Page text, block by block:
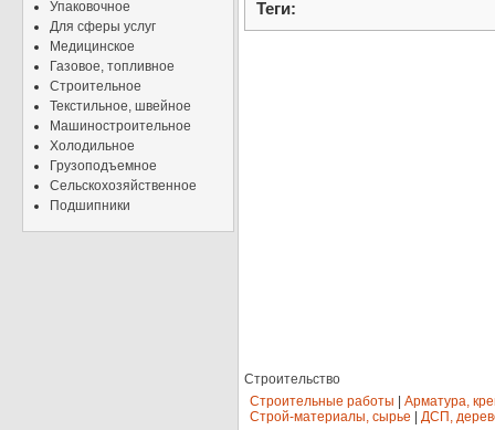
Упаковочное
Для сферы услуг
Медицинское
Газовое, топливное
Строительное
Текстильное, швейное
Машиностроительное
Холодильное
Грузоподъемное
Сельскохозяйственное
Подшипники
Теги:
Строительство
Строительные работы
Арматура,
Строй-материалы, сырье
ДСП,